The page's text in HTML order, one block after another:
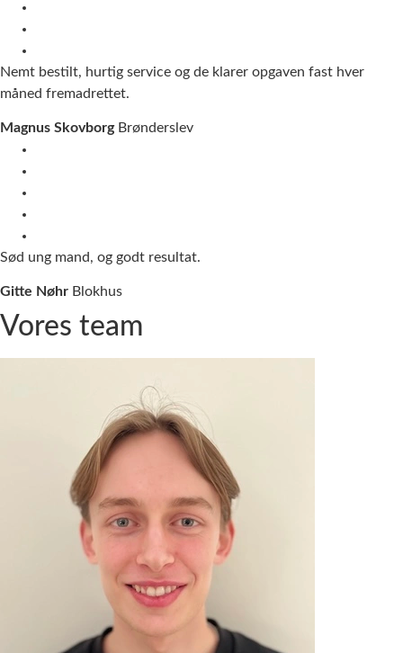
Nemt bestilt, hurtig service og de klarer opgaven fast hver
måned fremadrettet.
Magnus Skovborg Brønderslev
Sød ung mand, og godt resultat.
Gitte Nøhr Blokhus
Vores team